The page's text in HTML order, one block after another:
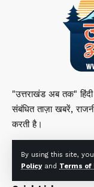
By using this site,
Policyand Terms of
"उत्तराखंड अब तक"
संबंधित ताज़ा खबरें,
करती है।